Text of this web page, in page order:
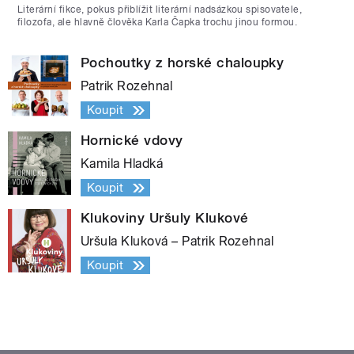
Literární fikce, pokus přiblížit literární nadsázkou spisovatele,
filozofa, ale hlavně člověka Karla Čapka trochu jinou formou.
Pochoutky z horské chaloupky
Patrik Rozehnal
Koupit
Hornické vdovy
Kamila Hladká
Koupit
Klukoviny Uršuly Klukové
Uršula Kluková – Patrik Rozehnal
Koupit